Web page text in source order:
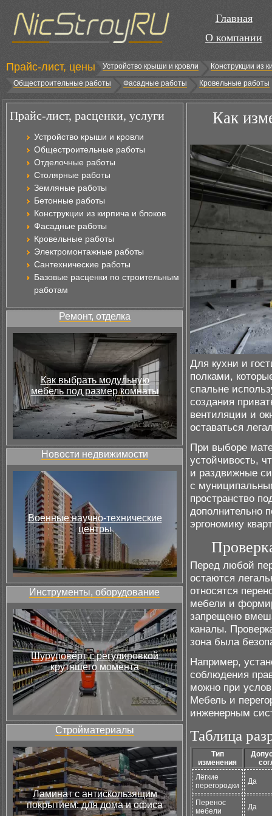
Главная
О компании
Прайс-лист, цены Устройство крыши и кровли
Конструкции из
Общестроительные работы
Фасадные работы Кровельные работы
Прайс-лист, расценки, услуги
Устройство крыши и кровли
Общестроительные работы
Отделочные работы
Столярные работы
Земляные работы
Бетонные работы
Конструкции из кирпича и блоков
Фасадные работы
Кровельные работы
Электромонтажные работы
Сантехнические работы
Базовые расценки по строительным
работам
Ремонт, отделка
Как выбрать модульную
мебель под размер комнаты
Новости недвижимости
Военные научно-технические
центры
Инструменты, оборудование
Шуруповёрт с регулировкой
крутящего момента
Стройматериалы
Ламинат с антискользящим
покрытием: для дома и офиса
Как
Для кухни и
полками,
спальне
создания
вентиляции и
оставаться
При выборе
устойчивость,
и раздвижные
с
пространство
дополнительно
эргономику
Перед любой
остаются
относятся
мебели и
запрещено
каналы.
зона была
Например,
соблюдения
можно при
Мебель и
инженерным
Таблица
Тип
изменения
Лёгкие
перегородки
Да
Перенос
мебели
Да